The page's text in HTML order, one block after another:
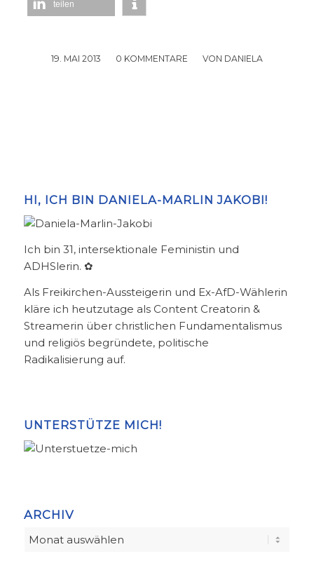
teilen
19. MAI 2013
/ 0 KOMMENTARE
/ VON DANIELA
HI, ICH BIN DANIELA-MARLIN JAKOBI!
Ich bin 31, intersektionale Feministin und
ADHSlerin. ✿
Als Freikirchen-Aussteigerin und Ex-AfD-Wählerin
kläre ich heutzutage als Content Creatorin &
Streamerin über christlichen Fundamentalismus
und religiös begründete, politische
Radikalisierung auf.
UNTERSTÜTZE MICH!
ARCHIV